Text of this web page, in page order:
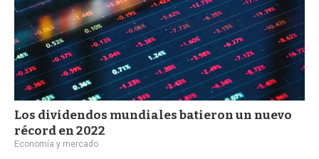
Los dividendos mundiales batieron un nuevo
récord en 2022
Economía y mercado